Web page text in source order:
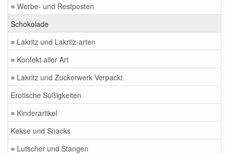
≡ Werbe- und Restposten
Schokolade
≡ Lakritz und Lakrtiz-arten
≡ Konfekt aller Art
≡ Lakritz und Zuckerwerk Verpackt
Erotische Süßigkeiten
≡ Kinderartikel
Kekse und Snacks
≡ Lutscher und Stangen